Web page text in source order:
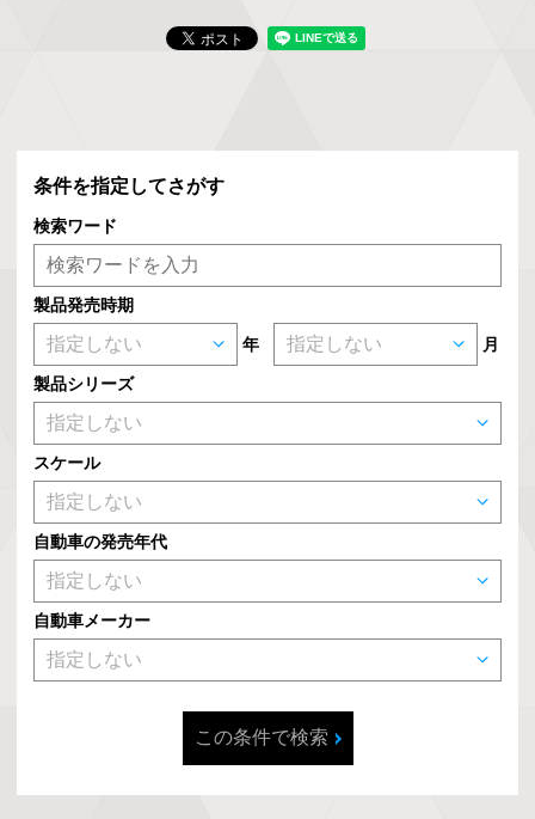
条件を指定してさがす
検索ワード
製品発売時期
年 月
製品シリーズ
スケール
自動車の発売年代
自動車メーカー
この条件で検索